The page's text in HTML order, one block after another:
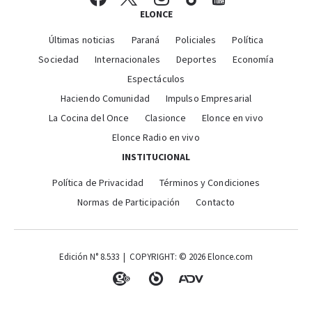
ELONCE
Últimas noticias Paraná Policiales
Política
Sociedad
Internacionales Deportes
Economía
Espectáculos
Haciendo Comunidad
Impulso Empresarial
La Cocina del Once
Clasionce
Elonce en vivo
Elonce Radio en vivo
INSTITUCIONAL
Política de Privacidad
Términos y Condiciones
Normas de Participación
Contacto
Edición N° 8.533 | COPYRIGHT: © 2026 Elonce.com